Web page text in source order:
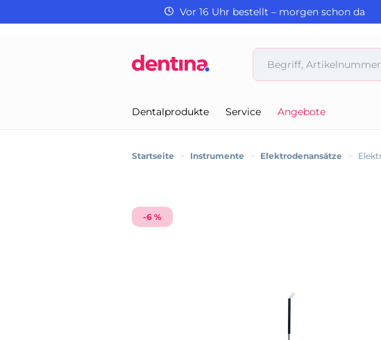
Vor 16 Uhr bestellt – morgen schon da
Dentalprodukte Service Angebote
Startseite > Instrumente > Elektrodenansätze >
-6 %